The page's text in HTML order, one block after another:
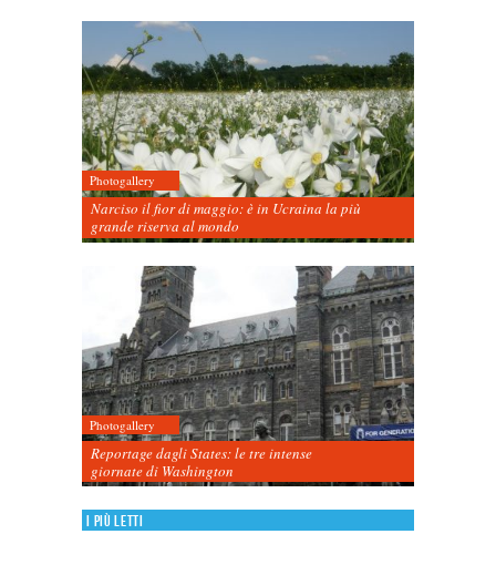
Photogallery
Narciso il fior di maggio: è in Ucraina la più
grande riserva al mondo
Photogallery
Reportage dagli States: le tre intense
giornate di Washington
I più letti